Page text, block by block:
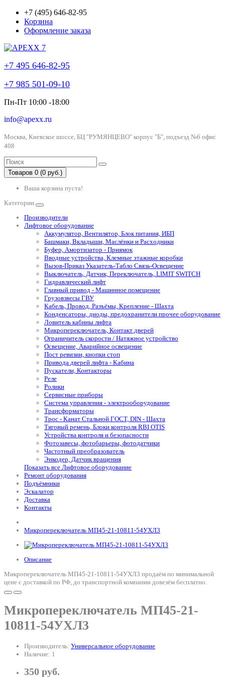
+7 (495) 646-82-95
Корзина
Оформление заказа
+7 495 646-82-95
+7 985 501-09-10
Пн-Пт 10:00 -18:00
info@apexx.ru
Москва, Киевское шоссе, БЦ "РУМЯНЦЕВО" корпус "Б", подъезд №6 офис
408
Товаров 0 (0 руб.)
Ваша корзина пуста!
Категории
Производители
Лифтовое оборудование
Аккумулятор, Вентилятор, Блок питания, ИБП
Башмаки, Вкладыши, Маслёнки и Расходники
Буфер, Амортизатор - Приямок
Вводные устройства, Клемные этажные коробки
Вызов-Приказ Указатель-Табло Связь-Освещение
Выключатель, Датчик, Переключатель, LIMIT SWITCH
Гидравлический лифт
Главный привод - Машинное помещение
Грузовзвесы ГВУ
Кабель, Провод, Разъёмы, Крепление - Шахта
Конденсаторы, диоды, предохранители прочее оборудование
Ловитель кабины лифта
Микропереключатель, Контакт дверей
Ограничитель скорости / Натяжное устройство
Освещение, Аварийное освещение
Пост ревизии, кнопки стоп
Привода дверей лифта - Кабина
Пускатели, Контакторы
Реле
Ролики
Сервисные приборы
Система управления - электрооборудование
Трансформаторы
Трос - Канат Стальной ГОСТ, DIN - Шахта
Тяговый ремень, Блоки контроля RBI OTIS
Устройства контроля и безопасности
Фотозавесы, фотобарьеры, фотодатчики
Частотный преобразователь
Энкодер, Датчик вращения
Показать все Лифтовое оборудование
Ремонт оборудования
Подъёмники
Эскалатор
Доставка
Контакты
Микропереключатель МП45-21-10811-54УХЛ3
Описание
Микропереключатель МП45-21-10811-54УХЛ3 продаём по минимальной
цене с доставкой по РФ, до транспортной компании довезём бесплатно.
Микропереключатель МП45-21-
10811-54УХЛ3
Производитель: Универсальное оборудование
Наличие: 1
350 руб.